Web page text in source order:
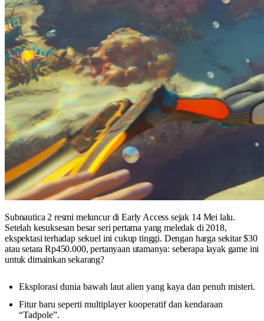
Subnautica 2 resmi meluncur di Early Access sejak 14 Mei lalu.
Setelah kesuksesan besar seri pertama yang meledak di 2018,
ekspektasi terhadap sekuel ini cukup tinggi. Dengan harga sekitar $30
atau setara Rp450.000, pertanyaan utamanya: seberapa layak game ini
untuk dimainkan sekarang?
Eksplorasi dunia bawah laut alien yang kaya dan penuh misteri.
Fitur baru seperti multiplayer kooperatif dan kendaraan
“Tadpole”.